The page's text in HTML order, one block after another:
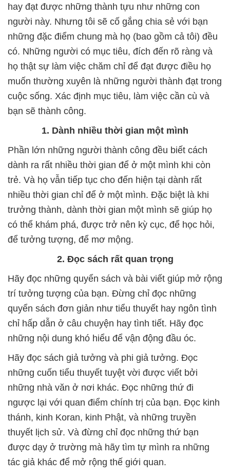
hay đạt được những thành tựu như những con
người này. Nhưng tôi sẽ cố gắng chia sẻ với bạn
những đặc điểm chung mà họ (bao gồm cả tôi) đều
có. Những người có mục tiêu, đích đến rõ ràng và
họ thật sự làm việc chăm chỉ để đạt được điều họ
muốn thường xuyên là những người thành đạt trong
cuộc sống. Xác định mục tiêu, làm việc cần cù và
bạn sẽ thành công.
1. Dành nhiều thời gian một mình
Phần lớn những người thành công đều biết cách
dành ra rất nhiều thời gian để ở một mình khi còn
trẻ. Và họ vẫn tiếp tục cho đến hiện tại dành rất
nhiều thời gian chỉ để ở một mình. Đặc biệt là khi
trưởng thành, dành thời gian một mình sẽ giúp họ
có thể khám phá, được trở nên kỳ cục, để học hỏi,
để tưởng tượng, để mơ mộng.
2. Đọc sách rất quan trọng
Hãy đọc những quyển sách và bài viết giúp mở rộng
trí tưởng tượng của bạn. Đừng chỉ đọc những
quyển sách đơn giản như tiểu thuyết hay ngôn tình
chỉ hấp dẫn ở câu chuyện hay tình tiết. Hãy đọc
những nội dung khó hiểu để vận động đầu óc.
Hãy đọc sách giả tưởng và phi giả tưởng. Đọc
những cuốn tiểu thuyết tuyệt vời được viết bởi
những nhà văn ở nơi khác. Đọc những thứ đi
ngược lại với quan điểm chính trị của bạn. Đọc kinh
thánh, kinh Koran, kinh Phật, và những truyền
thuyết lịch sử. Và đừng chỉ đọc những thứ bạn
được dạy ở trường mà hãy tìm tự mình ra những
tác giả khác để mở rộng thế giới quan.